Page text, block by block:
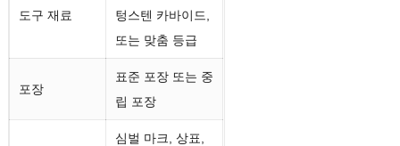
도구 재료
텅스텐 카바이드,
또는 맞춤 등급
포장
표준 포장 또는 중
립 포장
심벌 마크, 상표,